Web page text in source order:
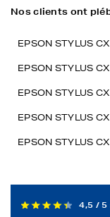
Nos clients ont
EPSON STYLUS
EPSON STYLUS
EPSON STYLUS
EPSON STYLUS
EPSON STYLUS
4,5 / 5